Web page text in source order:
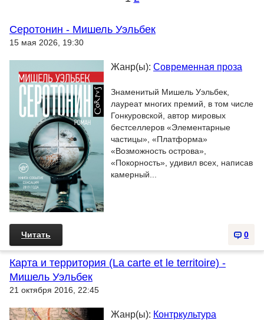
Серотонин - Мишель Уэльбек
15 мая 2026, 19:30
Жанр(ы): Современная проза
Знаменитый Мишель Уэльбек,
лауреат многих премий, в том числе
Гонкуровской, автор мировых
бестселлеров «Элементарные
частицы», «Платформа»
«Возможность острова»,
«Покорность», удивил всех, написав
камерный...
0
Читать
Карта и территория (La carte et le territoire) -
Мишель Уэльбек
21 октября 2016, 22:45
Жанр(ы): Контркультура